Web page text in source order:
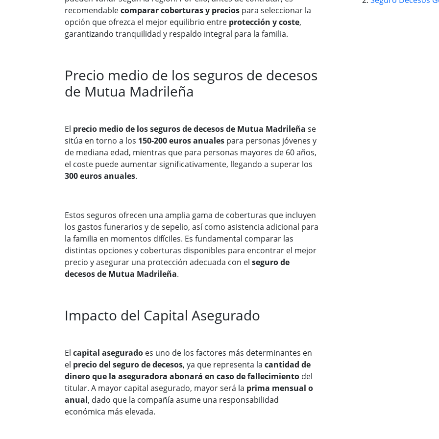
recomendablecomparar coberturas y precios para seleccionar la
opción que ofrezca el mejor equilibrio entre protección y coste,
garantizando tranquilidad y respaldo integral para la familia.
Precio medio de los seguros de decesos
de Mutua Madrileña
El precio medio de los seguros de decesos de Mutua Madrileña se
sitúa en torno a los 150-200 euros anuales para personas jóvenes y
de mediana edad, mientras que para personas mayores de 60 años,
el coste puede aumentar significativamente, llegando a superar los
300 euros anuales.
Estos seguros ofrecen una amplia gama de coberturas que incluyen
los gastos funerarios y de sepelio, así como asistencia adicional para
la familia en momentos difíciles. Es fundamental comparar las
distintas opciones y coberturas disponibles para encontrar el mejor
precio y asegurar una protección adecuada con el seguro de
decesos de Mutua Madrileña.
Impacto del Capital Asegurado
El capital asegurado es uno de los factores más determinantes en
el precio del seguro de decesos, ya que representa la cantidad de
dinero que la aseguradora abonará en caso de fallecimiento del
titular. A mayor capital asegurado, mayor será la prima mensual o
anual, dado que la compañía asume una responsabilidad
económica más elevada.